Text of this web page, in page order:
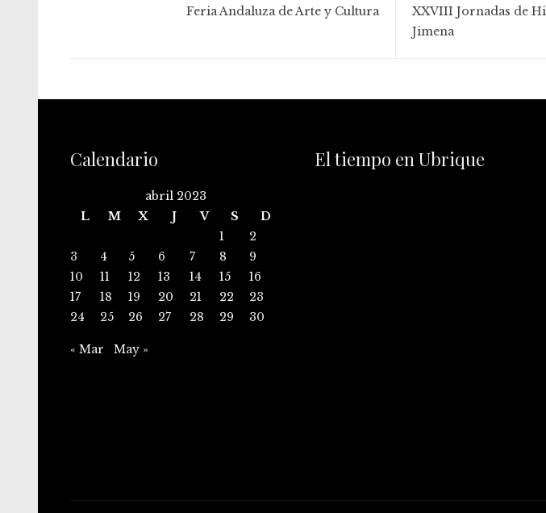
Feria Andaluza de Arte y Cultura
XXVIII Jornadas de
Jimena
Calendario
abril 2023
L
M X J V S
D
1
2
3
4 5 6 7 8
9
10
11 12 13 14 15
16
17
18 19 20 21 22
23
24
25 26 27 28 29 30
« Mar May »
El tiempo en Ubrique